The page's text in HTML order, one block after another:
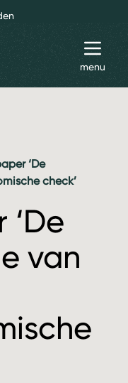
menu
‘De
check’
van